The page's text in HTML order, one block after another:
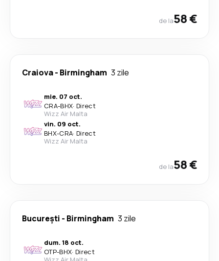
de la58 €
Craiova- Birmingham 3 zile
mie. 07 oct.
CRA-BHX· Direct
Wizz Air Malta
vin. 09 oct.
BHX-CRA· Direct
Wizz Air Malta
de la58 €
București - Birmingham 3 zile
dum. 18 oct.
OTP-BHX· Direct